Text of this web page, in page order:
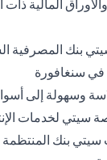
المالية ذات
المصرفية
إلى أسواق
لخدمات
المنتظمة